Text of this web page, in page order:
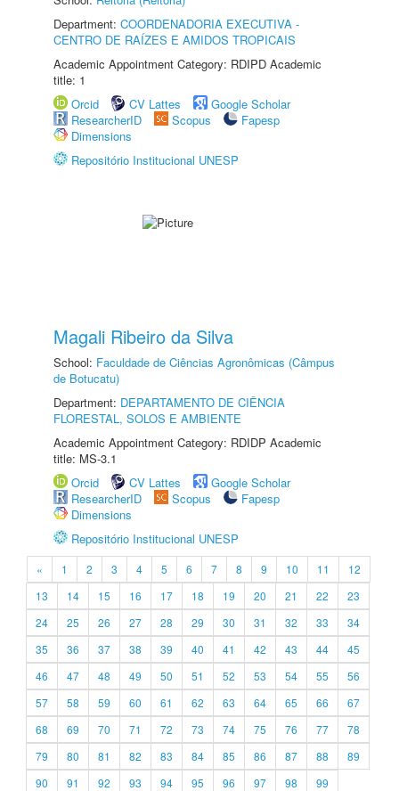
Department: COORDENADORIA EXECUTIVA -
CENTRO DE RAÍZES E AMIDOS TROPICAIS
Academic Appointment Category: RDIPD Academic
title: 1
Orcid
CV Lattes
Google Scholar
ResearcherID
Scopus
Fapesp
Dimensions
Repositório Institucional UNESP
Magali Ribeiro da Silva
School: Faculdade de Ciências Agronômicas (Câmpus
de Botucatu)
Department: DEPARTAMENTO DE CIÊNCIA
FLORESTAL, SOLOS E AMBIENTE
Academic Appointment Category: RDIDP Academic
title: MS-3.1
Orcid
CV Lattes
Google Scholar
ResearcherID
Scopus
Fapesp
Dimensions
Repositório Institucional UNESP
« 1 2 3 4 5 6 7 8 9 10 11
12
13
14 15 16 17 18 19 20 21 22
23
24
25 26 27 28 29 30 31 32 33
34
35
36 37 38 39 40 41 42 43 44
45
46
47 48 49 50 51 52 53 54 55
56
57
58 59 60 61 62 63 64 65 66
67
68
69 70 71 72 73 74 75 76 77
78
79
80 81 82 83 84 85 86 87 88
89
90
91 92 93 94 95 96 97 98
99